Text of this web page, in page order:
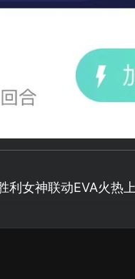
利女神联动EVA火热